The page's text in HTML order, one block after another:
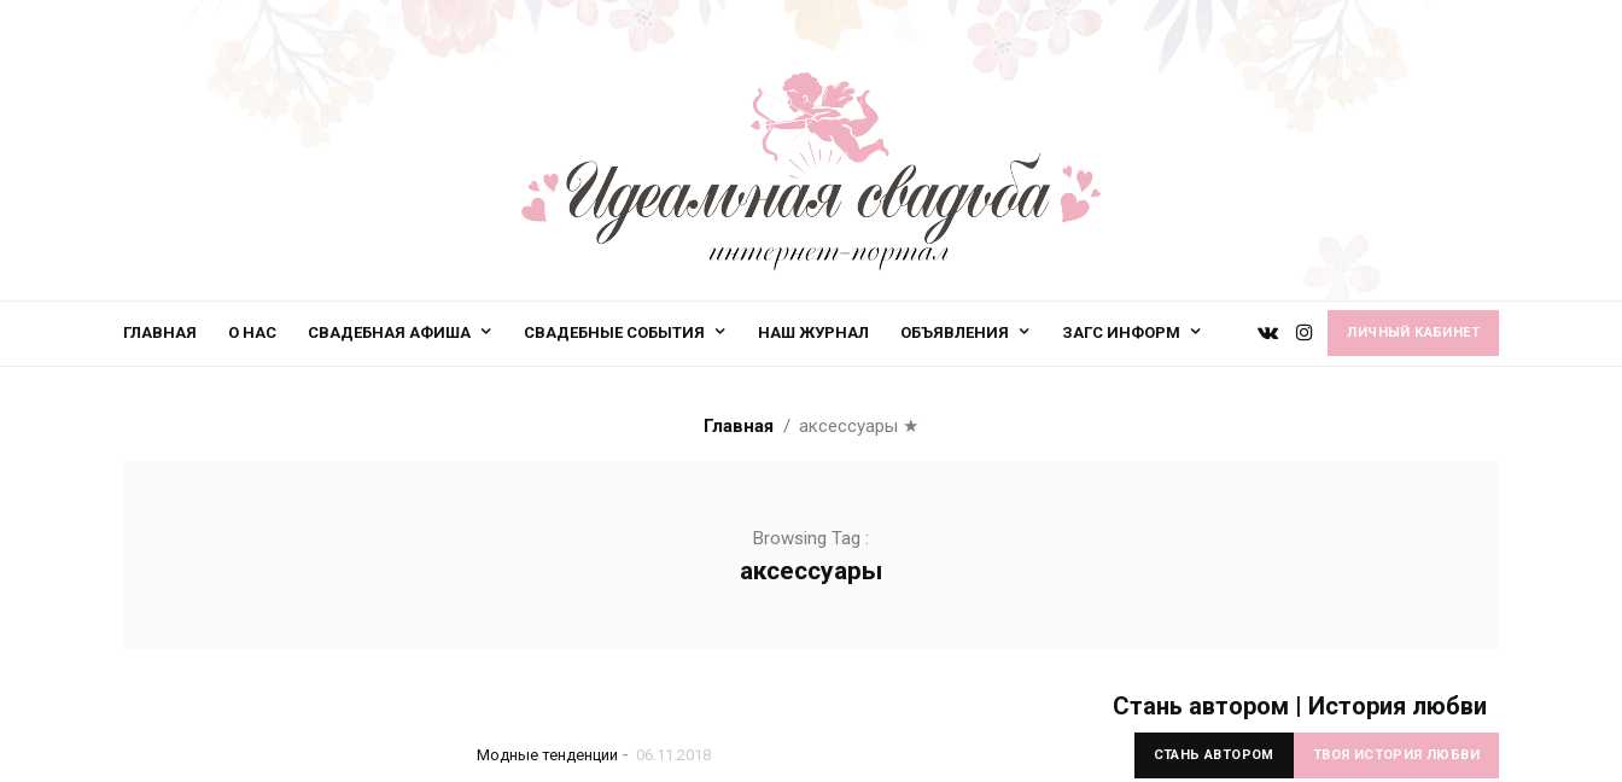
ГЛАВНАЯ О НАС СВАДЕБНАЯ АФИША СВАДЕБНЫЕ СОБЫТИЯ НАШ ЖУРНАЛ ОБЪЯВЛЕНИЯ ЗАГС ИНФОРМ ЛИЧНЫЙ КАБИНЕТ
Главная аксессуары ★
Browsing Tag :
аксессуары
Модные тенденции - 06.11.2018
Стань автором | История любви
ТВОЯ ИСТОРИЯ ЛЮБВИ
СТАНЬ АВТОРОМ